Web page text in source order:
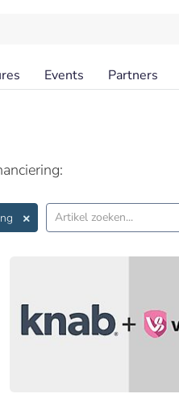
Events Partners